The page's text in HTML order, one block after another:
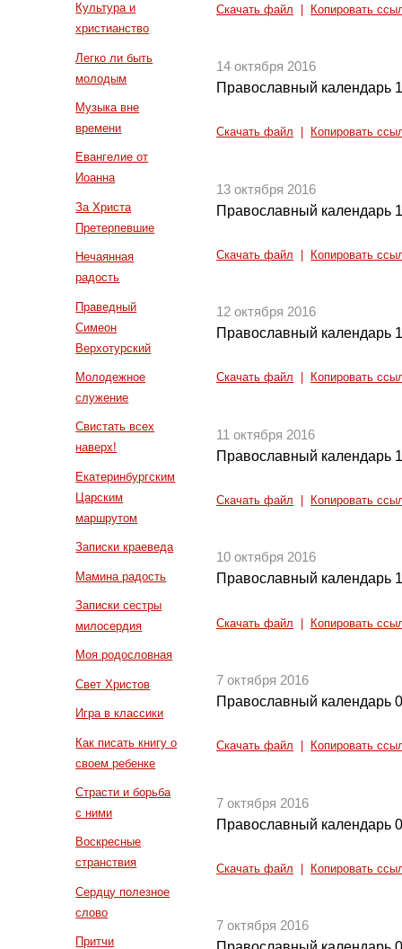
Культура и
христианство
Легко ли быть
молодым
Музыка вне
времени
Евангелие от
Иоанна
За Христа
Претерпевшие
Нечаянная
радость
Праведный
Симеон
Верхотурский
Молодежное
служение
Свистать всех
наверх!
Екатеринбургским
Царским
маршрутом
Записки краеведа
Мамина радость
Записки сестры
милосердия
Моя родословная
Свет Христов
Игра в классики
Как писать книгу о
своем ребенке
Страсти и борьба
с ними
Воскресные
странствия
Сердцу полезное
слово
Притчи
Скачать файл Копировать
14 октября 2016
Православный календарь
Скачать файл Копировать
13 октября 2016
Православный календарь
Скачать файл Копировать
12 октября 2016
Православный календарь
Скачать файл Копировать
11 октября 2016
Православный календарь
Скачать файл Копировать
10 октября 2016
Православный календарь
Скачать файл Копировать
7 октября 2016
Православный календарь
Скачать файл Копировать
7 октября 2016
Православный календарь
Скачать файл Копировать
7 октября 2016